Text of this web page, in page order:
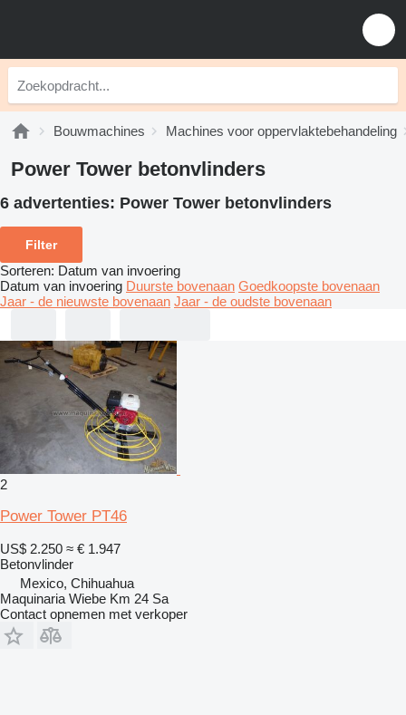
Bouwmachines Machines voor oppervlaktebehandeling
Power Tower betonvlinders
6 advertenties: Power Tower betonvlinders
Filter
Sorteren: Datum van invoering
Datum van invoering Duurste bovenaan Goedkoopste bovenaan
Jaar - de nieuwste bovenaan Jaar - de oudste bovenaan
2
Power Tower PT46
US$ 2.250 ≈ € 1.947
Betonvlinder
Mexico, Chihuahua
Maquinaria Wiebe Km 24 Sa
Contact opnemen met verkoper